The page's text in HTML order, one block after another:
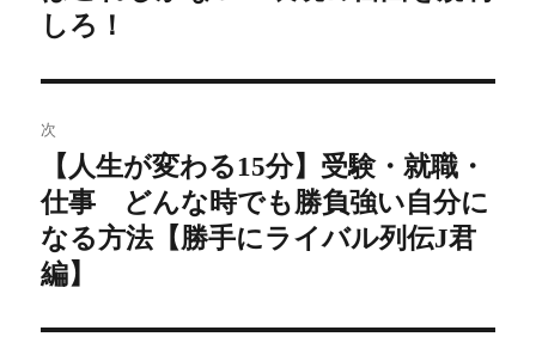
ビ
ー
シ
ョ
ン
投しろ！
次
の
投
稿:
【人生が変わる15分】受験・就職・
仕事 どんな時でも勝負強い自分に
なる方法【勝手にライバル列伝J君
編】